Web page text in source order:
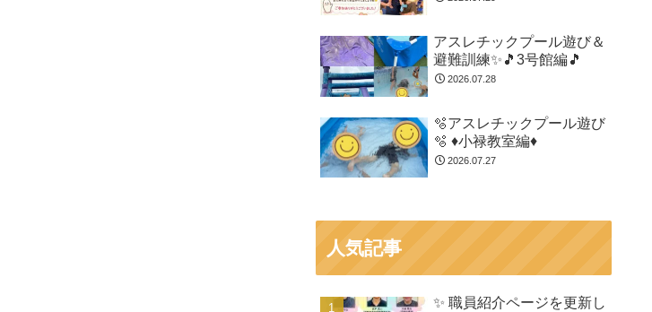
アスレチックプール遊び＆
避難訓練✨🎵3号館編🎵
2026.07.28
🫧アスレチックプール遊び
🫧 ♦小禄教室編♦
2026.07.27
人気記事
✨ 職員紹介ページを更新し